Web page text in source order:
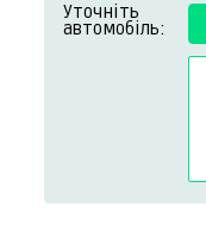
Уточніть
автомобіль: